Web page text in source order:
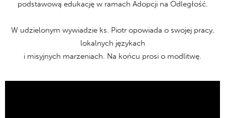
podstawową edukację w ramach Adopcji na Odległość.
W udzielonym wywiadzie ks. Piotr opowiada o swojej pracy,
lokalnych językach
i misyjnych marzeniach. Na końcu prosi o modlitwę.